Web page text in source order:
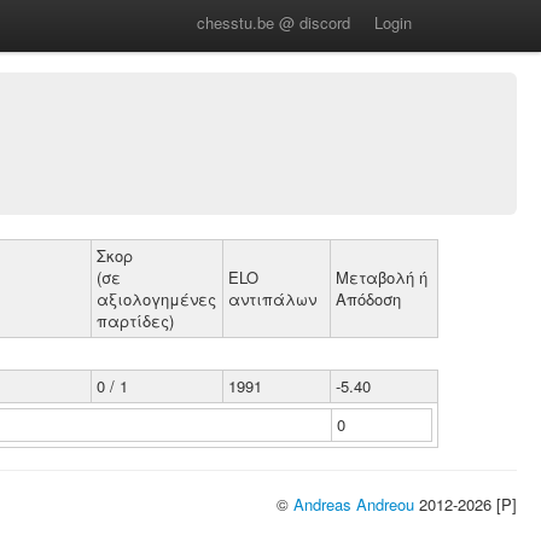
chesstu.be @ discord Login
Σκορ
(σε
αξιολογημένες
παρτίδες)
ELO
αντιπάλων
Μεταβολή ή
Απόδοση
0 / 1 1991
-5.40
0
© Andreas Andreou 2012-2026 [P]